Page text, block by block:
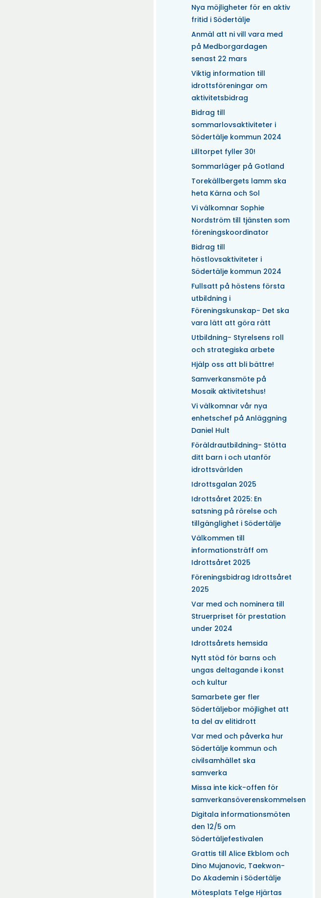
Nya möjligheter för en aktiv
fritid i Södertälje
Anmäl att ni vill vara med
på Medborgardagen
senast 22 mars
Viktig information till
idrottsföreningar om
aktivitetsbidrag
Bidrag till
sommarlovsaktiviteter i
Södertälje kommun 2024
Lilltorpet fyller 30!
Sommarläger på Gotland
Torekällbergets lamm ska
heta Kärna och Sol
Vi välkomnar Sophie
Nordström till tjänsten som
föreningskoordinator
Bidrag till
höstlovsaktiviteter i
Södertälje kommun 2024
Fullsatt på höstens första
utbildning i
Föreningskunskap- Det ska
vara lätt att göra rätt
Utbildning- Styrelsens roll
och strategiska arbete
Hjälp oss att bli bättre!
Samverkansmöte på
Mosaik aktivitetshus!
Vi välkomnar vår nya
enhetschef på Anläggning
Daniel Hult
Föräldrautbildning- Stötta
ditt barn i och utanför
idrottsvärlden
Idrottsgalan 2025
Idrottsåret 2025: En
satsning på rörelse och
tillgänglighet i Södertälje
Välkommen till
informationsträff om
Idrottsåret 2025
Föreningsbidrag Idrottsåret
2025
Var med och nominera till
Struerpriset för prestation
under 2024
Idrottsårets hemsida
Nytt stöd för barns och
ungas deltagande i konst
och kultur
Samarbete ger fler
Södertäljebor möjlighet att
ta del av elitidrott
Var med och påverka hur
Södertälje kommun och
civilsamhället ska
samverka
Missa inte kick-offen för
samverkansöverenskommelsen
Digitala informationsmöten
den 12/5 om
Södertäljefestivalen
Grattis till Alice Ekblom och
Dino Mujanovic, Taekwon-
Do Akademin i Södertälje
Mötesplats Telge Hjärtas